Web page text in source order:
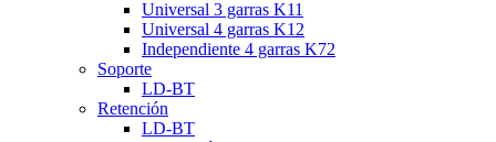
Universal 3 garras K11
Universal 4 garras K12
Independiente 4 garras K72
Soporte
LD-BT
Retención
LD-BT